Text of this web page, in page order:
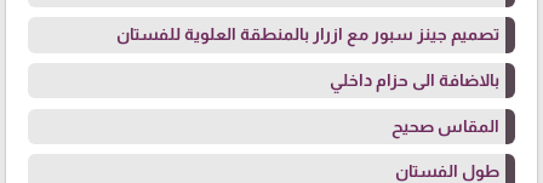
تصميم جينز سبور مع ازرار بالمنطقة العلوية للفستان
بالاضافة الى حزام داخلي
المقاس صحيح
طول الفستان